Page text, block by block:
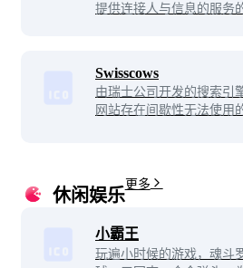
提供连接人与信息的服务
Swisscows
由瑞士公司开发的搜索引
网站存在间歇性无法使用
休闲娱乐
更多
小霸王
玩遍小时候的游戏，魂斗